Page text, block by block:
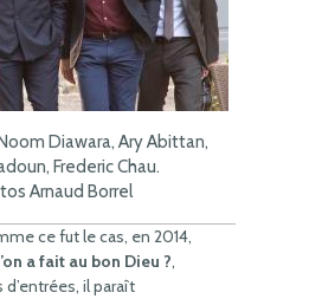
Diawara, Ary Abittan,
Frederic Chau.
Arnaud Borrel
ce fut le cas, en 2014,
a fait au bon Dieu ?,
d’entrées, il paraît